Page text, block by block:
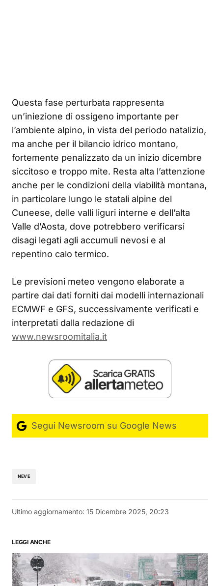
Questa fase perturbata rappresenta
un’iniezione di ossigeno importante per
l’ambiente alpino, in vista del periodo natalizio,
ma anche per il bilancio idrico montano,
fortemente penalizzato da un inizio dicembre
siccitoso e troppo mite. Resta alta l’attenzione
anche per le condizioni della viabilità montana,
in particolare lungo le statali alpine del
Cuneese, delle valli liguri interne e dell’alta
Valle d’Aosta, dove potrebbero verificarsi
disagi legati agli accumuli nevosi e al
repentino calo termico.
Le previsioni meteo vengono elaborate a
partire dai dati forniti dai modelli internazionali
ECMWF e GFS, successivamente verificati e
interpretati dalla redazione di
www.newsroomitalia.it
Segui Newsroom su Google News
NEVE
Ultimo aggiornamento: 15 Dicembre 2025, 20:23
LEGGI ANCHE